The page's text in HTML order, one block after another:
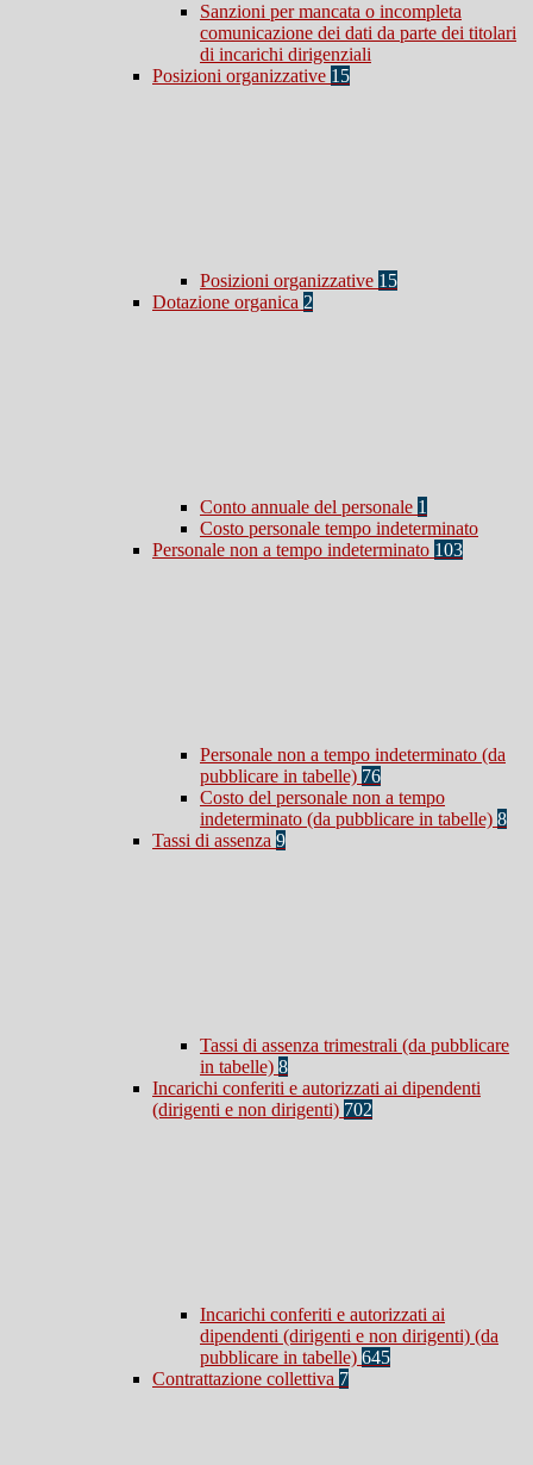
Sanzioni per mancata o incompleta
comunicazione dei dati da parte dei titolari
di incarichi dirigenziali
Posizioni organizzative 15
Posizioni organizzative 15
Dotazione organica 2
Conto annuale del personale 1
Costo personale tempo indeterminato
Personale non a tempo indeterminato 103
Personale non a tempo indeterminato (da
pubblicare in tabelle) 76
Costo del personale non a tempo
indeterminato (da pubblicare in tabelle) 8
Tassi di assenza 9
Tassi di assenza trimestrali (da pubblicare
in tabelle) 8
Incarichi conferiti e autorizzati ai dipendenti
(dirigenti e non dirigenti) 702
Incarichi conferiti e autorizzati ai
dipendenti (dirigenti e non dirigenti) (da
pubblicare in tabelle) 645
Contrattazione collettiva 7